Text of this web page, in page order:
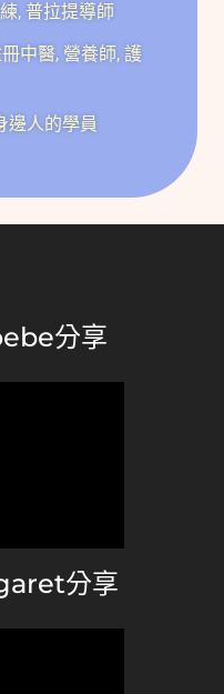
, 普拉提導師
中醫, 營養師, 護
邊人的學員
分享
分享